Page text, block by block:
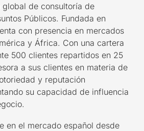
global de consultoría de
Públicos. Fundada en
con presencia en mercados
y África. Con una cartera
500 clientes repartidos en 25
a sus clientes en materia de
y reputación
su capacidad de influencia
en el mercado español desde